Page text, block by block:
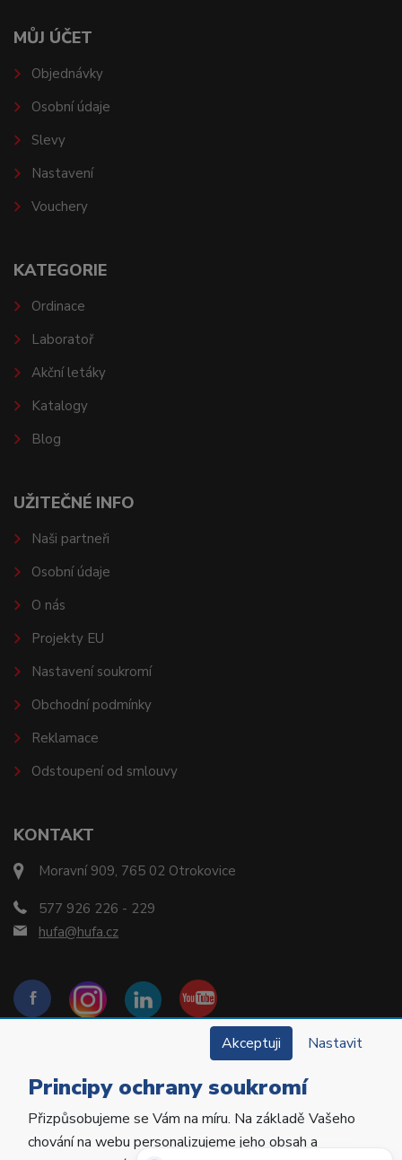
KONTAKT
Moravní 909, 765 02 Otrokovice
577 926 226 - 229
hufa@hufa.cz
MŮJ ÚČET
Objednávky
Osobní údaje
Slevy
Nastavení
Vouchery
KATEGORIE
Ordinace
Laboratoř
Akční letáky
Katalogy
Blog
UŽITEČNÉ INFO
Naši partneři
Osobní údaje
O nás
Projekty EU
Nastavení soukromí
Obchodní podmínky
Reklamace
Odstoupení od smlouvy
Copyright © 2022 Hu-Fa Dental a.s. Všechna práva
vyhrazena.
Akceptuji Nastavit
Principy ochrany soukromí
Přizpůsobujeme se Vám na míru. Na základě Vašeho
chování na webu personalizujeme jeho obsah a
Potřebujete poradit?Zeptejte se našeho